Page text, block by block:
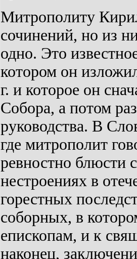
Митрополиту
сочинений, но из
одно. Это
котором он
г. и которое он
Собора, а потом
руководства. В
где митрополит
ревностно блюсти
нестроениях в
горестных
соборных, в
епископам, и к
наконец,